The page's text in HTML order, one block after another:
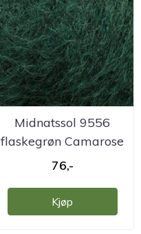
Midnatssol 9556
flaskegrøn Camarose
76,-
Kjøp